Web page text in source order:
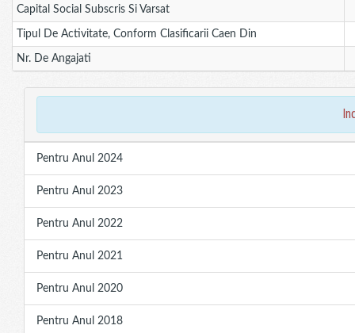
Capital Social Subscris Si Varsat
Tipul De Activitate, Conform Clasificarii Caen Din
Nr. De Angajati
Pentru Anul 2024
Pentru Anul 2023
Pentru Anul 2022
Pentru Anul 2021
Pentru Anul 2020
Pentru Anul 2018